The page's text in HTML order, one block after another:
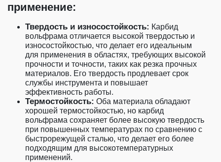
применение:
Твердость и износостойкость: Карбид
вольфрама отличается высокой твердостью и
износостойкостью, что делает его идеальным
для применения в областях, требующих высокой
прочности и точности, таких как резка прочных
материалов. Его твердость продлевает срок
службы инструмента и повышает
эффективность работы.
Термостойкость: Оба материала обладают
хорошей термостойкостью, но карбид
вольфрама сохраняет более высокую твердость
при повышенных температурах по сравнению с
быстрорежущей сталью, что делает его более
подходящим для высокотемпературных
применений.